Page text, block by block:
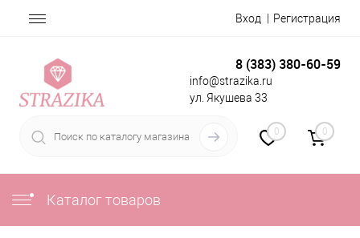
Вход Регистрация
8 (383) 380-60-59
info@strazika.ru
ул. Якушева 33
0 0
Каталог товаров